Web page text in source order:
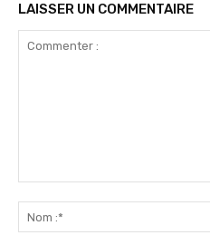
LAISSER UN COMMENTAIRE